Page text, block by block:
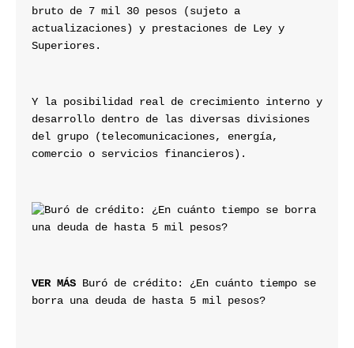
bruto de 7 mil 30 pesos (sujeto a
actualizaciones) y prestaciones de Ley y
Superiores.
Y la posibilidad real de crecimiento interno y
desarrollo dentro de las diversas divisiones
del grupo (telecomunicaciones, energía,
comercio o servicios financieros).
VER MÁS Buró de crédito: ¿En cuánto tiempo se
borra una deuda de hasta 5 mil pesos?